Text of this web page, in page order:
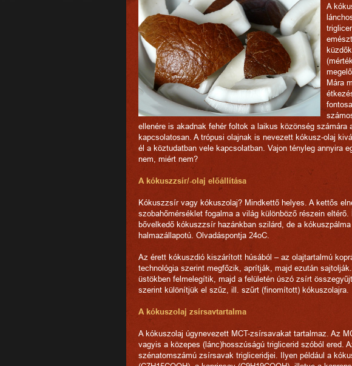
A
Mára
ellenére is akadnak fehér foltok a laikus közönség számára
kapcsolatosan. A trópusi olajnak is nevezett kókusz-olaj
él a köztudatban vele kapcsolatban. Vajon tényleg annyira
nem, miért nem?
A kókuszzsír/-olaj előállítása
Kókuszzsír vagy kókuszolaj? Mindkettő helyes. A kettős
szobahőmérséklet fogalma a világ különböző részein
bővelkedő kókuszzsír hazánkban szilárd, de a
halmazállapotú. Olvadáspontja 24oC.
Az érett kókuszdió kiszárított húsából – az olajtartalmú
technológia szerint megfőzik, aprítják, majd ezután
üstökben felmelegítik, majd a felületén úszó zsírt
szerint különítjük el szűz, ill. szűrt (finomított) kókuszolajra.
A kókuszolaj zsírsavtartalma
A kókuszolaj úgynevezett MCT-zsírsavakat tartalmaz. Az
vagyis a közepes (lánc)hosszúságú triglicerid szóból ered.
szénatomszámú zsírsavak trigliceridjei. Ilyen például a